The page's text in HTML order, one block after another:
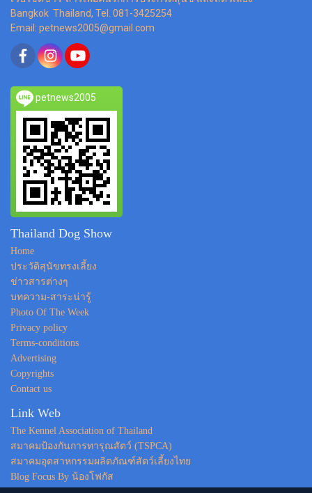
Bangkok Thailand, Tel. 081-3425254
Email: petnews2005@gmail.com
petnews2005
Thailand Dog Show
Home
ประวัติสุนัขทรงเลี้ยง
ข่าวสารต่างๆ
บทความ-สาระน่ารู้
Photo Of The Week
Privacy policy
Terms-conditions
Advertising
Copyrights
Contact us
Link Web
The Kennel Association of Thailand
สมาคมป้องกันการทารุณสัตว์ (TSPCA)
สมาคมอุตสาหกรรมผลิตภัณฑ์สัตว์เลี้ยงไทย
Blog Focus By น้องโฟกัส